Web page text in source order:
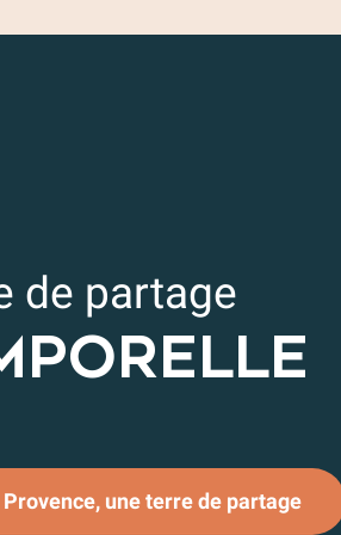
de partage
une terre de partage